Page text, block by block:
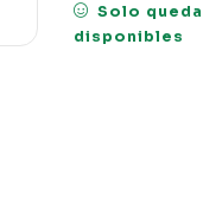
Solo
disponibles